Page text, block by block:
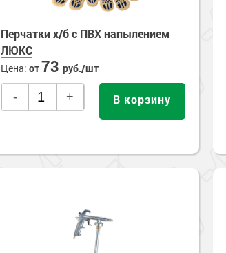
Перчатки х/б с ПВХ напылением
ЛЮКС
Цена: от73 руб./шт
- + В корзину